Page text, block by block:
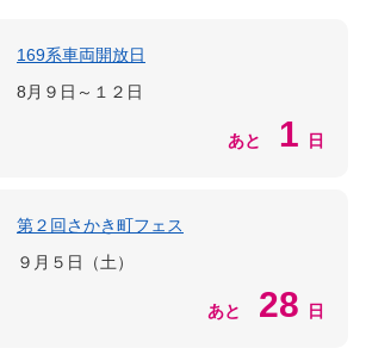
169系車両開放日
8月９日～１２日
あと 1 日
第２回さかき町フェス
９月５日（土）
あと 28 日